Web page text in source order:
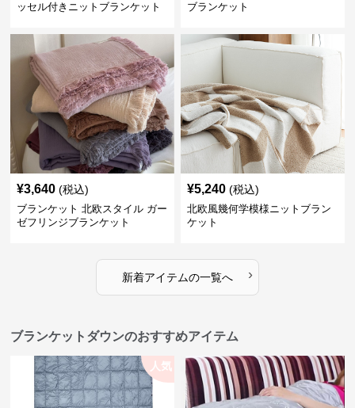
ッセル付きニットブランケット
ブランケット
¥3,640 (税込)
ブランケット 北欧スタイル ガー
ゼフリンジブランケット
¥5,240 (税込)
北欧風幾何学模様ニットブラン
ケット
新着アイテムの一覧へ ›
ブランケットダウンのおすすめアイテム
人気